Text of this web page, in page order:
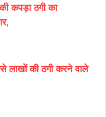
कपड़ा ठगी का
से लाखों की ठगी करने वाले